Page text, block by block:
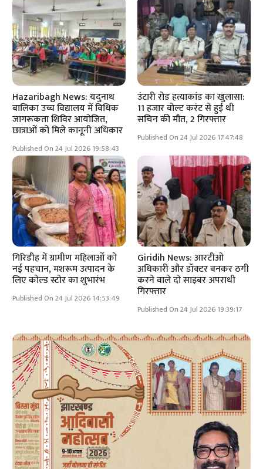
Hazaribagh News: यदुनाथ
बालिका उच्च विद्यालय में विधिक
जागरूकता शिविर आयोजित,
छात्राओं को मिले कानूनी अधिकार
Published On 24 Jul 2026 19:58:43
उंटारी रोड हत्याकांड का खुलासा:
11 हजार वोल्ट करंट से हुई थी
सचिन की मौत, 2 गिरफ्तार
Published On 24 Jul 2026 17:47:48
गिरिडीह में ग्रामीण महिलाओं को
नई पहचान, मशरूम उत्पादन के
लिए कोल्ड स्टोर का शुभारंभ
Published On 24 Jul 2026 14:53:49
Giridih News: आरटीओ
अधिकारी और डॉक्टर बनकर ठगी
करने वाले दो साइबर अपराधी
गिरफ्तार
Published On 24 Jul 2026 19:39:17